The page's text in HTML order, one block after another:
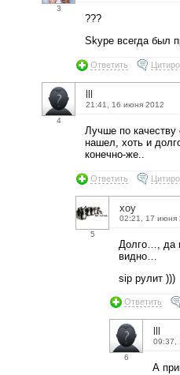
3
???
Skype всегда был
Ответить
4
21:41, 16 июня 2012
Лучше по
нашел, хоть и
конечно-же..
Ответить
5
xoy
02:21, 17 июня
Долго…, да
видно…
sip рулит )))
Ответить
6
09:37,
А